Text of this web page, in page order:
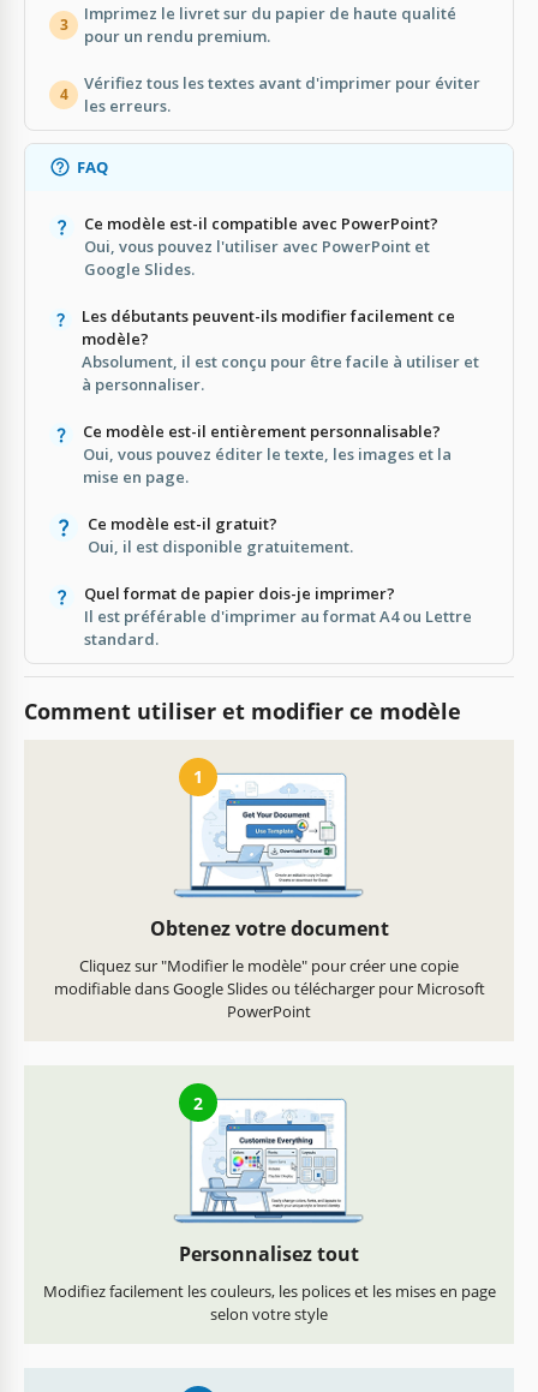
3
Imprimez le livret sur du papier de haute qualité
pour un rendu premium.
4
Vérifiez tous les textes avant d'imprimer pour éviter
les erreurs.
FAQ
Ce modèle est-il compatible avec PowerPoint?
Oui, vous pouvez l'utiliser avec PowerPoint et
Google Slides.
Les débutants peuvent-ils modifier facilement ce
modèle?
Absolument, il est conçu pour être facile à utiliser et
à personnaliser.
Ce modèle est-il entièrement personnalisable?
Oui, vous pouvez éditer le texte, les images et la
mise en page.
Ce modèle est-il gratuit?
Oui, il est disponible gratuitement.
Quel format de papier dois-je imprimer?
Il est préférable d'imprimer au format A4 ou Lettre
standard.
Comment utiliser et modifier ce modèle
1
Obtenez votre document
Cliquez sur "Modifier le modèle" pour créer une copie
modifiable dans Google Slides ou télécharger pour Microsoft
PowerPoint
2
Personnalisez tout
Modifiez facilement les couleurs, les polices et les mises en page
selon votre style